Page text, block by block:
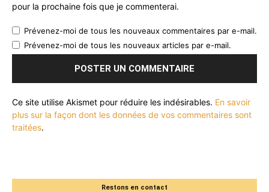
pour la prochaine fois que je commenterai.
Prévenez-moi de tous les nouveaux commentaires par e-mail.
Prévenez-moi de tous les nouveaux articles par e-mail.
Ce site utilise Akismet pour réduire les indésirables. En savoir
plus sur la façon dont les données de vos commentaires sont
traitées.
Restons en contact